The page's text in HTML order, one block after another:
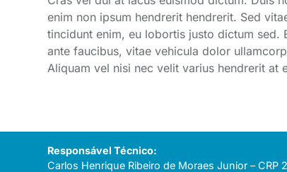
enim non ipsum hendrerit hendrerit. Sed
tincidunt enim, eu lobortis justo dictum sed.
ante faucibus, vitae vehicula dolor
Aliquam vel nisi nec velit varius hendrerit at
Responsável Técnico:
Carlos Henrique Ribeiro de Moraes Junior – CRP